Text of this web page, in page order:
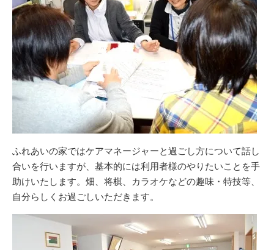
ふれあいの家ではケアマネージャーと過ごし方について話し
合いを行いますが、基本的には利用者様のやりたいことを手
助けいたします。畑、将棋、カラオケなどの趣味・特技等、
自分らしくお過ごしいただきます。